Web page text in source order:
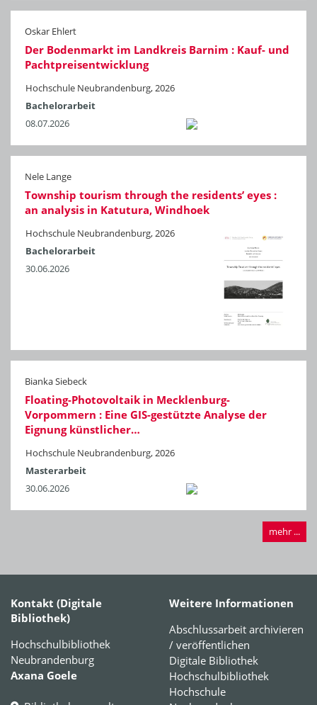
Oskar Ehlert
Der Bodenmarkt im Landkreis Barnim : Kauf- und
Pachtpreisentwicklung
Hochschule Neubrandenburg, 2026
Bachelorarbeit
08.07.2026
Nele Lange
Township tourism through the residents’ eyes :
an analysis in Katutura, Windhoek
Hochschule Neubrandenburg, 2026
Bachelorarbeit
30.06.2026
Bianka Siebeck
Floating-Photovoltaik in Mecklenburg-
Vorpommern : Eine GIS-gestützte Analyse der
Eignung künstlicher…
Hochschule Neubrandenburg, 2026
Masterarbeit
30.06.2026
mehr ...
Kontakt (Digitale
Bibliothek)
Hochschulbibliothek
Neubrandenburg
Axana Goele
Weitere Informationen
Abschlussarbeit archivieren
/ veröffentlichen
Digitale Bibliothek
Hochschulbibliothek
Hochschule